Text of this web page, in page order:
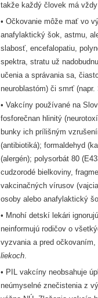
takže každý človek má
• Očkovanie môže mať vo
anafylaktický šok, astmu,
slabosť, encefalopatiu,
spektra, stratu už
učenia a správania sa,
neuroblastóm) či smrť (napr.
• Vakcíny používané na
fosforečnan hlinitý
bunky ich prílišným
(antibiotiká); formaldehyd
(alergén); polysorbát 80
cudzorodé bielkoviny,
vakcinačných vírusov
osoby alebo anafylaktický
• Mnohí detskí lekári
neinformujú rodičov o
vyzvania a pred
liekoch.
• PIL vakcíny neobsahuje
neúmyselné znečistenia z